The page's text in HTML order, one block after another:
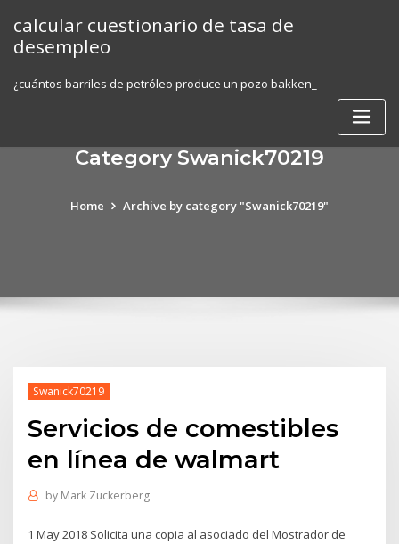
content
calcular cuestionario de tasa de
desempleo
¿cuántos barriles de petróleo produce un pozo bakken_
Category Swanick70219
Home Archive by category "Swanick70219"
Swanick70219
Servicios de comestibles
en línea de walmart
by Mark Zuckerberg
1 May 2018 Solicita una copia al asociado del Mostrador de